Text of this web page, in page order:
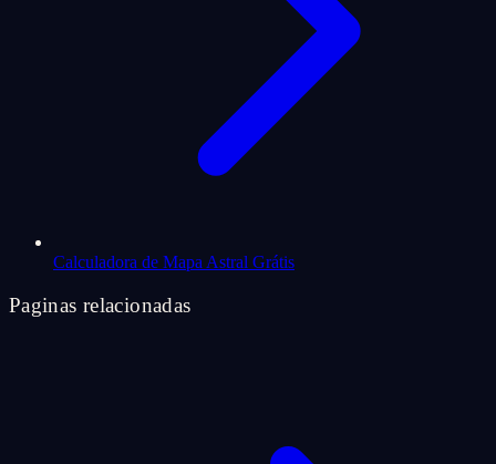
Calculadora de Mapa Astral Grátis
Paginas relacionadas